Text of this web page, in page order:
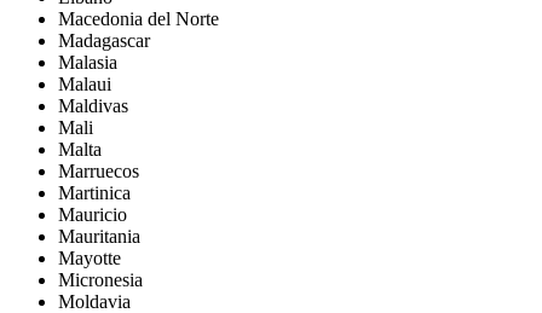
Macedonia del Norte
Madagascar
Malasia
Malaui
Maldivas
Mali
Malta
Marruecos
Martinica
Mauricio
Mauritania
Mayotte
Micronesia
Moldavia